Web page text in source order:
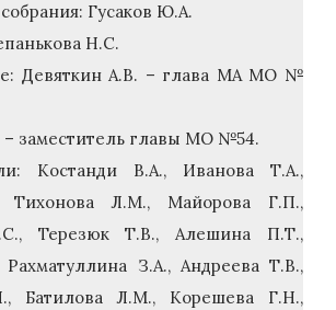
Гусаков Ю.А.
Н.С.
Девяткин А.В. – глава МА МО №
заместитель главы МО №54.
Костанди В.А., Иванова Т.А.,
Тихонова Л.М., Майорова Г.П.,
Терезюк Т.В., Алешина П.Т.,
Рахматуллина З.А., Андреева Т.В.,
Батилова Л.М., Корешева Г.Н.,